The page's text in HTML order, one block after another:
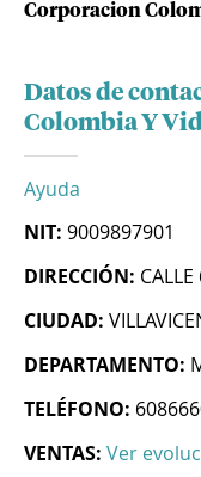
Corporacion
Datos de
Colombia Y
Ayuda
NIT: 9009897901
DIRECCIÓN:
CIUDAD:
DEPARTAMENTO:
TELÉFONO:
VENTAS: Ver